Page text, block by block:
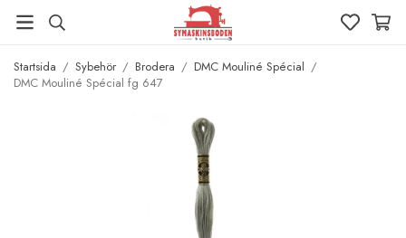
Startsida / Sybehör / Brodera / DMC Mouliné Spécial /
DMC Mouliné Spécial fg 647